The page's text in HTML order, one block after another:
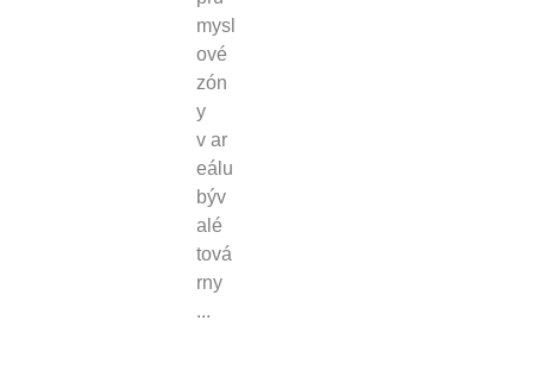
mysl
ové
zón
y
v ar
eálu
býv
alé
tová
rny
...